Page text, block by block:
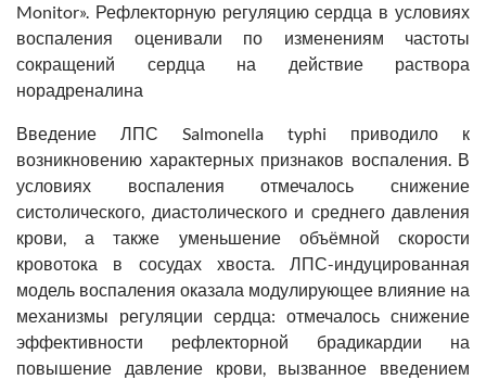
Monitor». Рефлекторную регуляцию сердца в условиях
воспаления оценивали по изменениям частоты
сокращений сердца на действие раствора
норадреналина
Введение ЛПС Salmonella typhi приводило к
возникновению характерных признаков воспаления. В
условиях воспаления отмечалось снижение
систолического, диастолического и среднего давления
крови, а также уменьшение объёмной скорости
кровотока в сосудах хвоста. ЛПС-индуцированная
модель воспаления оказала модулирующее влияние на
механизмы регуляции сердца: отмечалось снижение
эффективности рефлекторной брадикардии на
повышение давление крови, вызванное введением